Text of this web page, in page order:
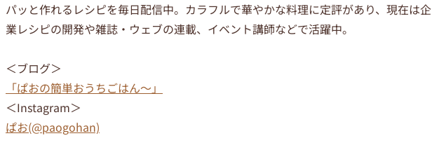
パッと作れるレシピを毎日配信中。カラフルで華やかな料理に定評があり、現在は企
業レシピの開発や雑誌・ウェブの連載、イベント講師などで活躍中。
＜ブログ＞
「ぱおの簡単おうちごはん～」
＜Instagram＞
ぱお(@paogohan)